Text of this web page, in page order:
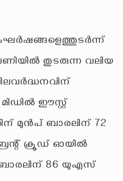
തുടരുന്ന വലിയ
ഈസ്റ്റ്
മുൻപ് ബാരലിന് 72
ക്രൂഡ് ഓയിൽ
ബാരലിന് 86 യുഎസ്